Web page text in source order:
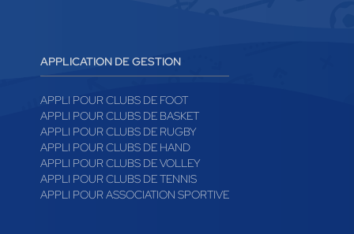
APPLICATION DE GESTION
APPLI POUR CLUBS DE FOOT
APPLI POUR CLUBS DE BASKET
APPLI POUR CLUBS DE RUGBY
APPLI POUR CLUBS DE HAND
APPLI POUR CLUBS DE VOLLEY
APPLI POUR CLUBS DE TENNIS
APPLI POUR ASSOCIATION SPORTIVE